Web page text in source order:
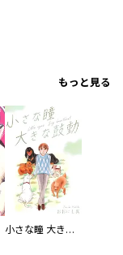
もっと見る
小さな瞳 大きな鼓動